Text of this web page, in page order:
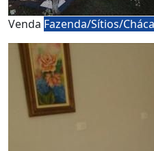
Venda Fazenda/Sítios/